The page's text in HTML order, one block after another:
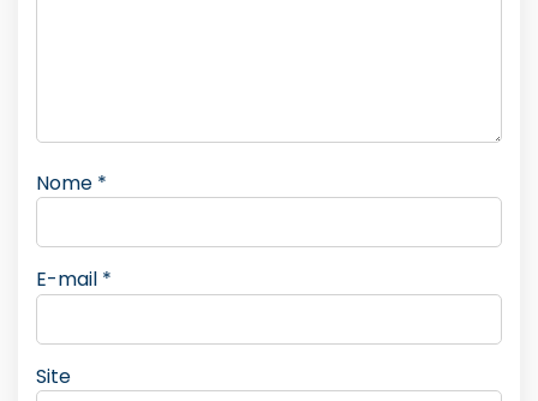
Nome *
E-mail *
Site